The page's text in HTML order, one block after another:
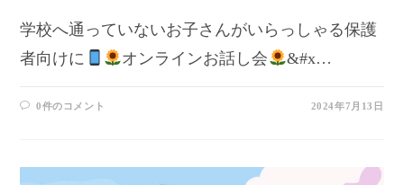
学校へ通っていないお子さんがいらっしゃる保護
者向けに
オンラインお話し会 &#x…
0件のコメント 2024年7月13日